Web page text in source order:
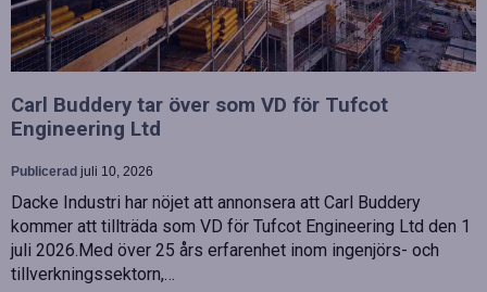
Carl Buddery tar över som VD för Tufcot
Engineering Ltd
Publicerad juli 10, 2026
Dacke Industri har nöjet att annonsera att Carl Buddery
kommer att tillträda som VD för Tufcot Engineering Ltd den 1
juli 2026.Med över 25 års erfarenhet inom ingenjörs- och
tillverkningssektorn,…